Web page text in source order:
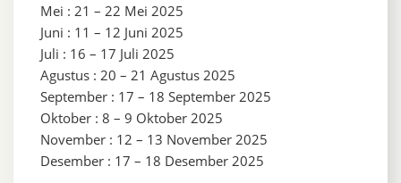
Mei : 21 – 22 Mei 2025
Juni : 11 – 12 Juni 2025
Juli : 16 – 17 Juli 2025
Agustus : 20 – 21 Agustus 2025
September : 17 – 18 September 2025
Oktober : 8 – 9 Oktober 2025
November : 12 – 13 November 2025
Desember : 17 – 18 Desember 2025